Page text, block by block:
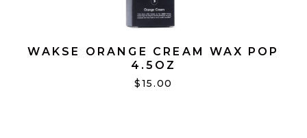
WAKSE ORANGE CREAM WAX POP
4.5OZ
$15.00